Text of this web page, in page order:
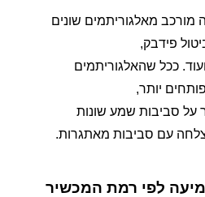
מאלגוריתמים שונים
פידבק,
ועוד. ככל שהאלגוריתמים
יותר,
על סביבות שמע שונות
עם סביבות מאתגרות.
לפי רמת המכשיר